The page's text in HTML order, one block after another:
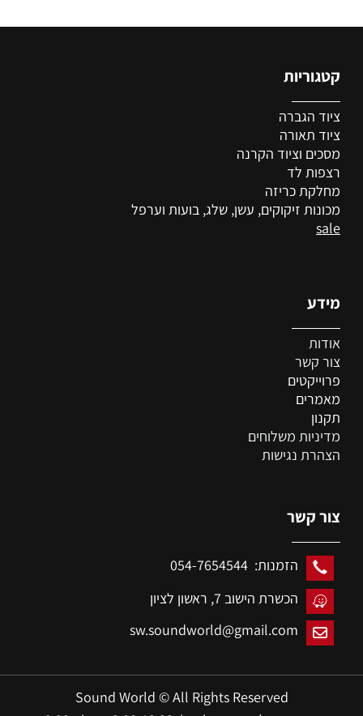
קטגוריות
ציוד הגברה
ציוד תאורה
מסכים וציוד הקרנה
רצפות לד
מחלקת כריזה
מכונות זיקוקים, עשן, שלג, בועות וערפל
sale
מידע
אודות
צור קשר
פרוייקטים
מאמרים
תקנון
מדיניות משלוחים
הצהרת נגישות
צור קשר
הזמנות: 054-7654544
הכשרת הישוב 7,
ראשון לציון
sw.soundworld@gmail.com
Sound World © All Rights Reserved